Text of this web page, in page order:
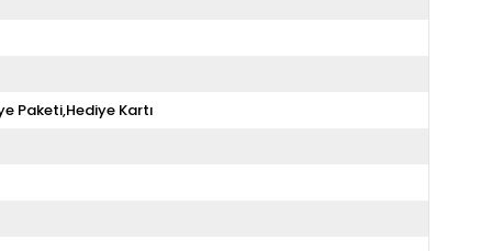
Paketi,Hediye Kartı